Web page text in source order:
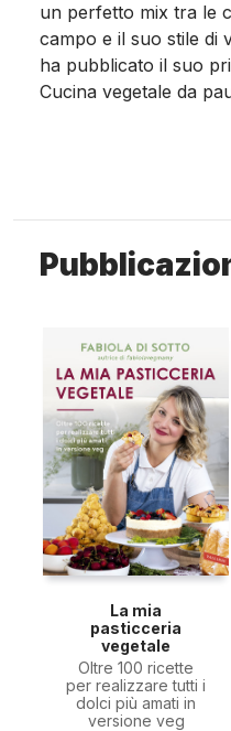
un perfetto mix tra le
campo e il suo stile di
ha pubblicato il suo
Cucina vegetale da
La mia
pasticceria
vegetale
Oltre 100 ricette
per realizzare tutti i
dolci più amati in
versione veg